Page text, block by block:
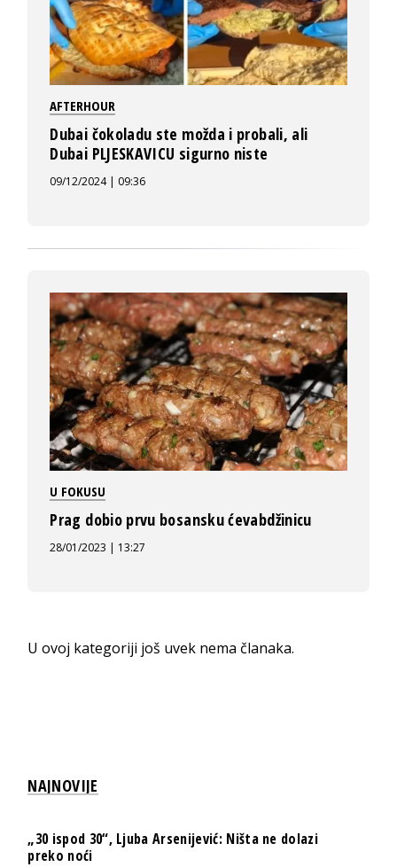
AFTERHOUR
Dubai čokoladu ste možda i probali, ali
Dubai PLJESKAVICU sigurno niste
09/12/2024 | 09:36
U FOKUSU
Prag dobio prvu bosansku ćevabdžinicu
28/01/2023 | 13:27
U ovoj kategoriji još uvek nema članaka.
NAJNOVIJE
„30 ispod 30“, Ljuba Arsenijević: Ništa ne dolazi
preko noći